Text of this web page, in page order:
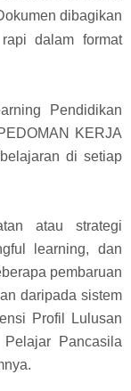
dibagikan
dalam format
Pendidikan
KERJA
di setiap
atau strategi
learning, dan
pembaruan
daripada sistem
Profil Lulusan
Pancasila